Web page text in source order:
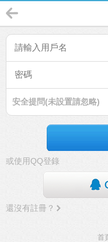
安全提問(未設置請忽略)
或使用QQ登錄
還沒有註冊？
首